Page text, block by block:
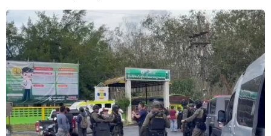
Thông tin mới nhất về cơn bão Tokage
trên khu vực Biển Đông